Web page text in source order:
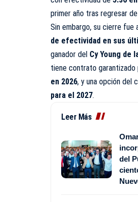
primer año tras regresar
Sin embargo, su cierre fue
de efectividad en sus
ganador del Cy Young de
tiene contrato garantizado
en 2026, y una opción del
para el 2027.
Leer Más
del